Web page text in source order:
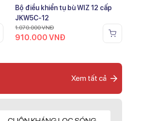
Bộ điều khiển tụ bù WIZ 12 cấp
JKW5C-12
1.070.000VNĐ
910.000VNĐ
Xem tất cả